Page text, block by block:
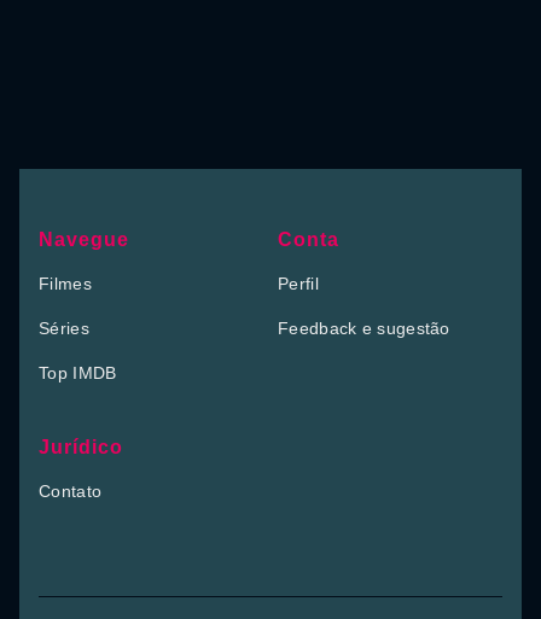
Navegue
Filmes
Séries
Top IMDB
Conta
Perfil
Feedback e sugestão
Jurídico
Contato